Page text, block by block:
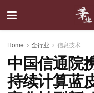
Home 全行业 信息技术
中国信通院
持续计算蓝